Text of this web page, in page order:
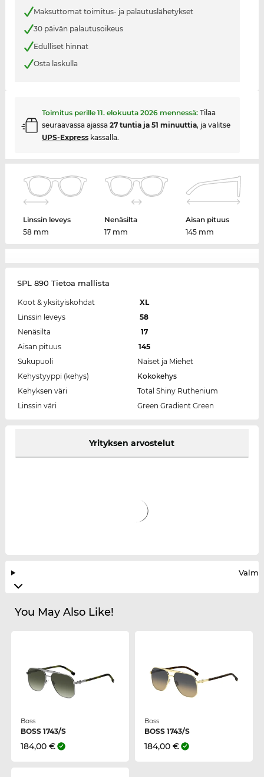
Maksuttomat toimitus- ja palautuslähetykset
30 päivän palautusoikeus
Edulliset hinnat
Osta laskulla
Toimitus perille 11. elokuuta 2026mennessä: Tilaa
seuraavassa ajassa 27 tuntia ja 51 minuuttia, ja valitse
UPS-Expresskassalla.
Linssin leveys
58 mm
Nenäsilta
17 mm
Aisan pituus
145 mm
SPL 890 Tietoa mallista
Koot & yksityiskohdat
XL
Linssin leveys
58
Nenäsilta
17
Aisan pituus
145
Sukupuoli
Naiset ja Miehet
Kehystyyppi (kehys)
Kokokehys
Kehyksen väri
Total Shiny Ruthenium
Linssin väri
Green Gradient Green
Yrityksen arvostelut
You May Also Like!
Boss
BOSS 1743/S
184,00 €
Boss
BOSS 1743/S
184,00 €